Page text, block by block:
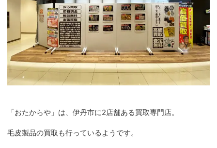
「おたからや」は、伊丹市に2店舗ある買取専門店。
毛皮製品の買取も行っているようです。